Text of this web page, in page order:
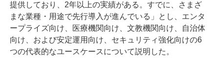
提供しており、2年以上の実績がある。すでに、さまざ
まな業種・用途で先行導入が進んでいる」とし、エンタ
ープライズ向け、医療機関向け、文教機関向け、自治体
向け、および安定運用向け、セキュリティ強化向けの6
つの代表的なユースケースについて説明した。